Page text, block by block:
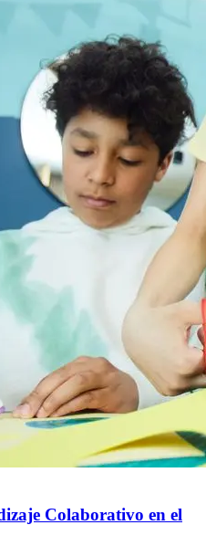
Colaborativo en el